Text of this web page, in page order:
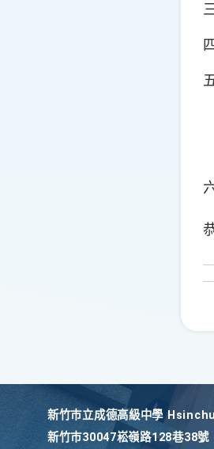
新竹巿立成德高級中學
新竹巿30047崧嶺路128巷38號